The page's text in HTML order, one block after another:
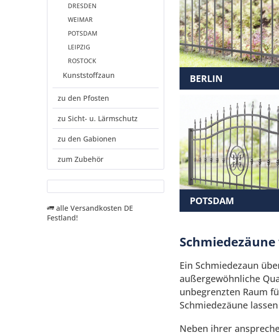
DRESDEN
WEIMAR
POTSDAM
LEIPZIG
ROSTOCK
Kunststoffzaun
zu den Pfosten
zu Sicht- u. Lärmschutz
zu den Gabionen
zum Zubehör
alle Versandkosten DE
Festland!
BERLIN
POTSDAM
Ein Schmiedezaun
außergewöhnliche
unbegrenzten Raum
Schmiedezäune
Neben ihrer